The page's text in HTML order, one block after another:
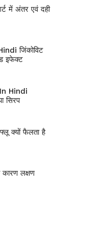
में अंतर एवं दही
जिंकोविट
इफेक्ट
Hindi
सिरप
क्यों फैलता है
लक्षण